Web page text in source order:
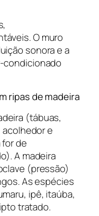
O muro
sonora e a
condicionado
ripas de madeira
(tábuas,
e
de
A madeira
(pressão)
As espécies
ipê, itaúba,
tratado.